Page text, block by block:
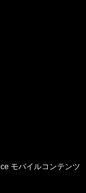
モバイルコンテンツ